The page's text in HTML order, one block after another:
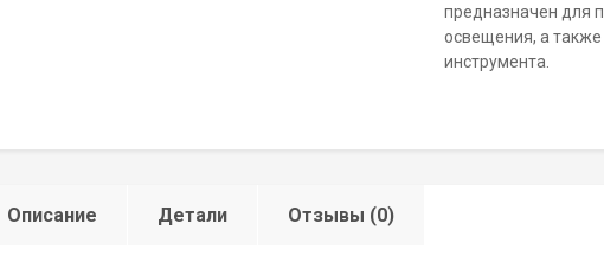
предназначен для
освещения, а
инструмента.
Описание Детали Отзывы (0)